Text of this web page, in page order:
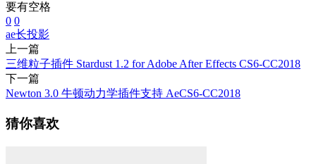
要有空格
0 0
ae长投影
上一篇
三维粒子插件 Stardust 1.2 for Adobe After Effects CS6-CC2018
下一篇
Newton 3.0 牛顿动力学插件支持 AeCS6-CC2018
猜你喜欢